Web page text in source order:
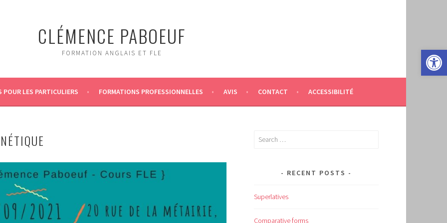
CLÉMENCE PABOEUF
FORMATION ANGLAIS ET FLE
POUR LES PARTICULIERS FORMATIONS PROFESSIONNELLES AVIS CONTACT ACCESSIBILITÉ
Search
RECENT POSTS
Superlatives
Comparative forms